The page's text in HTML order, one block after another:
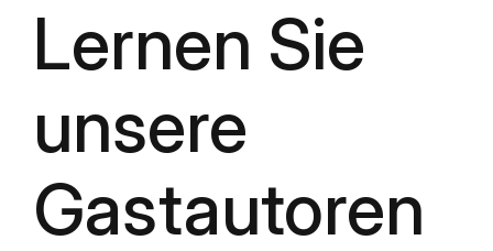
Lernen Sie
unsere
Gastautoren